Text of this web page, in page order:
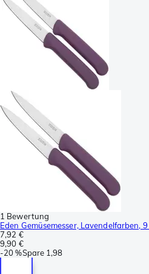
1 Bewertung
Eden Gemüsemesser, Lavendelfarben,
7,92 €
9,90 €
-20 %Spare 1,98